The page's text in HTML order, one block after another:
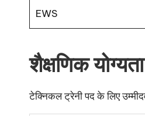
EWS
शैक्षणिक
टेक्निकल ट्रेनी पद के लिए